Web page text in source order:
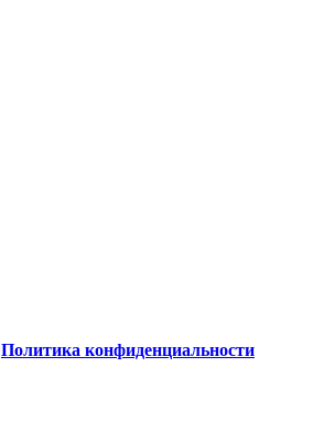
Политика конфиденциальности